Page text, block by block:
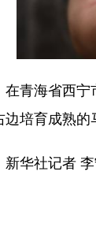
海省西宁市
边培育成熟的
社记者 李